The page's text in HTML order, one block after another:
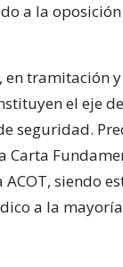
a la
en tramitación
el eje
seguridad.
Carta
siendo
a la